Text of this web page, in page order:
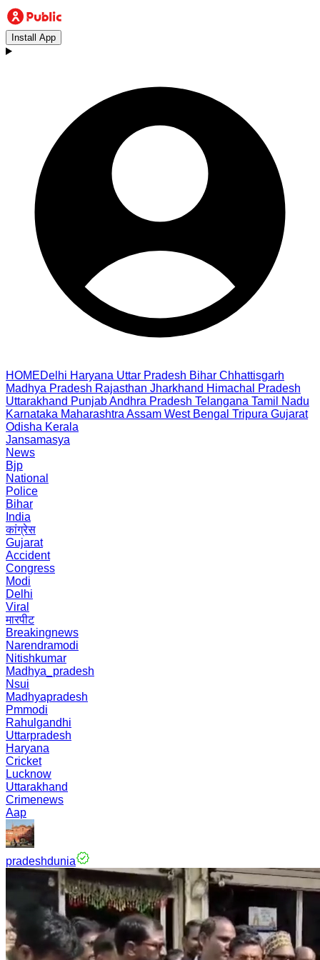
Install App
HOMEDelhi Haryana Uttar Pradesh Bihar Chhattisgarh
Madhya Pradesh Rajasthan Jharkhand Himachal Pradesh
Uttarakhand PunjabAndhra Pradesh Telangana Tamil Nadu
Karnataka Maharashtra Assam West Bengal Tripura Gujarat
Odisha Kerala
Jansamasya
News
Bjp
National
Police
Bihar
India
कांग्रेस
Gujarat
Accident
Congress
Modi
Delhi
Viral
मारपीट
Breakingnews
Narendramodi
Nitishkumar
Madhya_pradesh
Nsui
Madhyapradesh
Pmmodi
Rahulgandhi
Uttarpradesh
Haryana
Cricket
Lucknow
Uttarakhand
Crimenews
Aap
pradeshdunia